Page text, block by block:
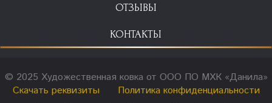
ОТЗЫВЫ
КОНТАКТЫ
© 2025 Художественная ковка от ООО ПО МХК «Данила»
Скачать реквизиты
Политика конфиденциальности